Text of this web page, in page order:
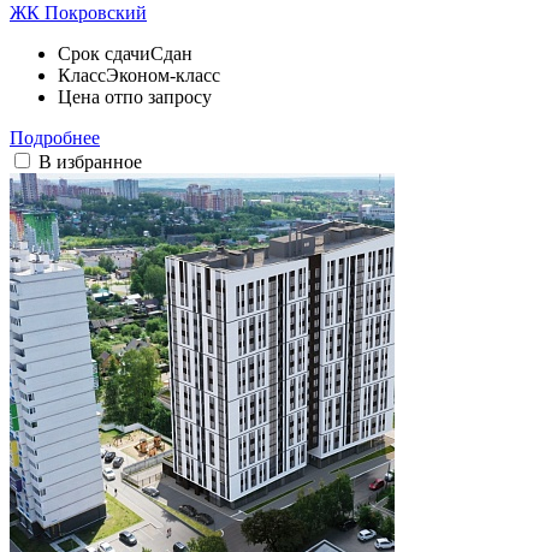
ЖК Покровский
Срок сдачиСдан
КлассЭконом-класс
Цена отпо запросу
Подробнее
В избранное